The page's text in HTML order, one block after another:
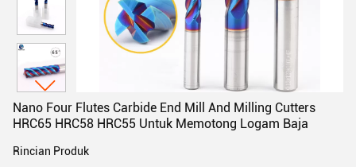
Nano Four Flutes Carbide End Mill And Milling Cutters
HRC65 HRC58 HRC55 Untuk Memotong Logam Baja
Rincian Produk